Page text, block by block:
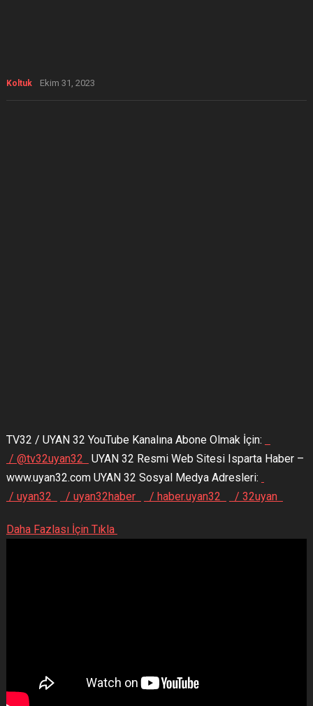
Koltuk Ekim 31, 2023
TV32 / UYAN 32 YouTube Kanalına Abone Olmak İçin:
/ @tv32uyan32
UYAN 32 Resmi Web Sitesi Isparta Haber –
www.uyan32.com UYAN 32 Sosyal Medya Adresleri:
/ uyan32
/ uyan32haber / haber.uyan32 / 32uyan
Daha Fazlası İçin Tıkla